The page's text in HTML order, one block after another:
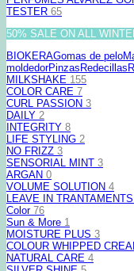
TESTER 65
50% SALE ON ALL
BIOKERAGomas de pelo
moldedorPinzas Redecillas
MILKSHAKE 155
COLOR CARE 7
CURL PASSION 3
DAILY 2
INTEGRITY 8
LIFE STYLING 2
NO FRIZZ 3
SENSORIAL MINT 3
ARGAN 0
VOLUME SOLUTION 4
LEAVE IN TRANTAMENTS
Color 76
Sun & More 1
MOISTURE PLUS 3
COLOUR WHIPPED
NATURAL CARE 4